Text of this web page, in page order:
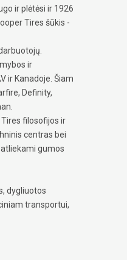
ir plėtėsi ir 1926
Tires šūkis -
ir
ir Kanadoje. Šiam
Definity,
filosofijos ir
centras bei
gumos
dygliuotos
transportui,